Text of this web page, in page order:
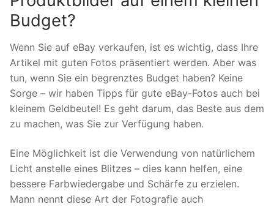
Budget?
Wenn Sie auf eBay verkaufen, ist es wichtig, dass Ihre
Artikel mit guten Fotos präsentiert werden. Aber was
tun, wenn Sie ein begrenztes Budget haben? Keine
Sorge – wir haben Tipps für gute eBay-Fotos auch bei
kleinem Geldbeutel! Es geht darum, das Beste aus dem
zu machen, was Sie zur Verfügung haben.
Eine Möglichkeit ist die Verwendung von natürlichem
Licht anstelle eines Blitzes – dies kann helfen, eine
bessere Farbwiedergabe und Schärfe zu erzielen.
Mann nennt diese Art der Fotografie auch